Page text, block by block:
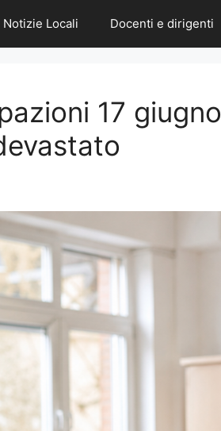
Notizie Locali Docenti e dirigenti
17